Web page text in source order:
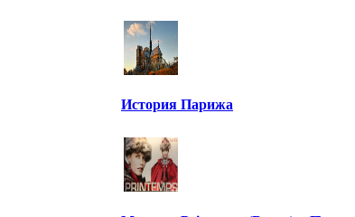
История Парижа